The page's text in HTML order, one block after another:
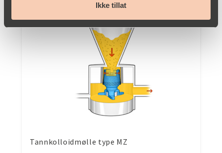
Ikke tillat
Tannkolloidmølle type MZ